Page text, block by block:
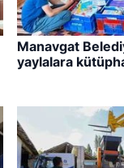
Manavgat
yaylalara